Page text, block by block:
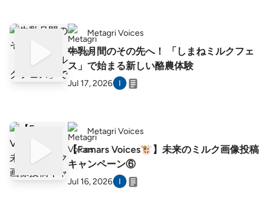
Metagri Voices
牛乳月間のその先へ！ 「しまねミルクフェ
ス」で始まる新しい酪農体験
Jul 17, 2026
Metagri Voices
【Famars Voices🐮】未来のミルク画像投稿
キャンペーン⑥
Jul 16, 2026